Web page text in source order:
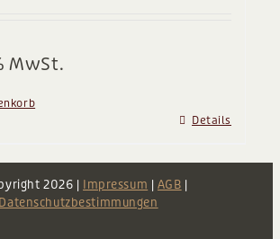
MwSt.
Details
2026 | Impressum | AGB |
Datenschutzbestimmungen